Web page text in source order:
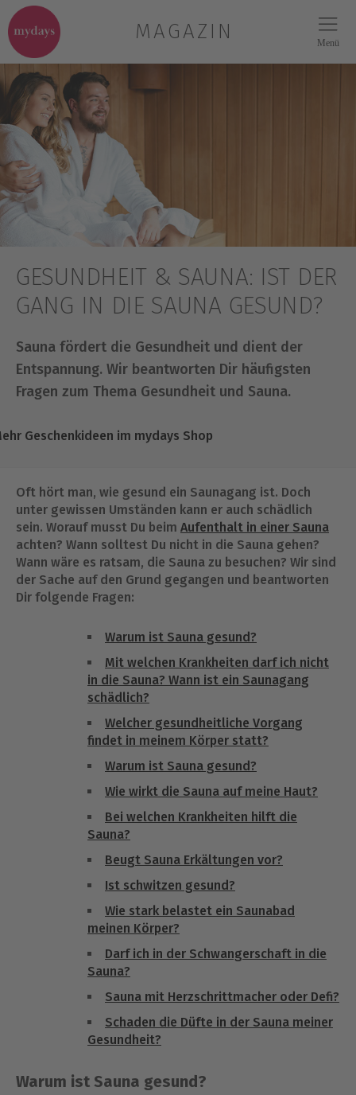
MAGAZIN Menü
GESUNDHEIT & SAUNA: IST DER
GANG IN DIE SAUNA GESUND?
Sauna fördert die Gesundheit und dient der
Entspannung. Wir beantworten Dir häufigsten
Fragen zum Thema Gesundheit und Sauna.
Geschenkideen im mydays Shop
Oft hört man, wie gesund ein Saunagang ist. Doch
unter gewissen Umständen kann er auch schädlich
sein. Worauf musst Du beim Aufenthalt in einer Sauna
achten? Wann solltest Du nicht in die Sauna gehen?
Wann wäre es ratsam, die Sauna zu besuchen? Wir sind
der Sache auf den Grund gegangen und beantworten
Dir folgende Fragen:
Warum ist Sauna gesund?
Mit welchen Krankheiten darf ich nicht
in die Sauna? Wann ist ein Saunagang
schädlich?
Welcher gesundheitliche Vorgang
findet in meinem Körper statt?
Warum ist Sauna gesund?
Wie wirkt die Sauna auf meine Haut?
Bei welchen Krankheiten hilft die
Sauna?
Beugt Sauna Erkältungen vor?
Ist schwitzen gesund?
Wie stark belastet ein Saunabad
meinen Körper?
Darf ich in der Schwangerschaft in die
Sauna?
Sauna mit Herzschrittmacher oder Defi?
Schaden die Düfte in der Sauna meiner
Gesundheit?
Warum ist Sauna gesund?